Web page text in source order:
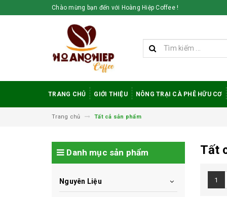
Chào mừng bạn đến với Hoàng Hiệp Coffee !
TRANG CHỦ GIỚI THIỆU NÔNG TRẠI CÀ PHÊ HỮU CƠ
Trang chủ Tất cả sản phẩm
Tất
1
Danh mục sản phẩm
Nguyên Liệu